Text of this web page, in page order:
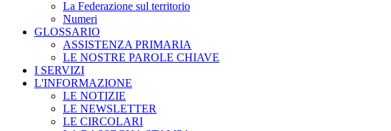
La Federazione sul territorio
Numeri
GLOSSARIO
ASSISTENZA PRIMARIA
LE NOSTRE PAROLE CHIAVE
I SERVIZI
L'INFORMAZIONE
LE NOTIZIE
LE NEWSLETTER
LE CIRCOLARI